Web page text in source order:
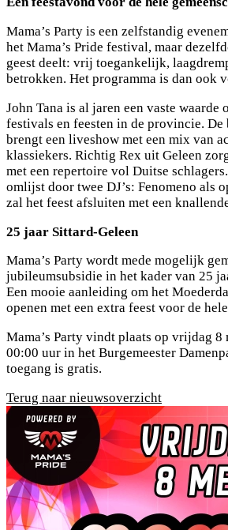
Mama’s Party is een zelfstandig
het Mama’s Pride festival, maar
geest deelt: vrij toegankelijk,
betrokken. Het programma is dan ook
John Tana is al jaren een vaste waarde
festivals en feesten in de provincie. De
brengt een liveshow met een mix van
klassiekers. Richtig Rex uit Geleen
met een repertoire vol Duitse
omlijst door twee DJ’s: Fenomeno als
zal het feest afsluiten met een
25 jaar Sittard-Geleen
Mama’s Party wordt mede mogelijk
jubileumsubsidie in het kader van 25
Een mooie aanleiding om het
openen met een extra feest voor de
Mama’s Party vindt plaats op vrijdag 8
00:00 uur in het Burgemeester
toegang is gratis.
Terug naar nieuwsoverzicht